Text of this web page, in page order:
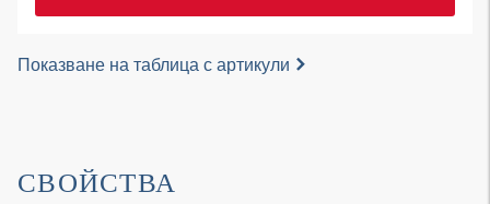
Показване на таблица с артикули
СВОЙСТВА